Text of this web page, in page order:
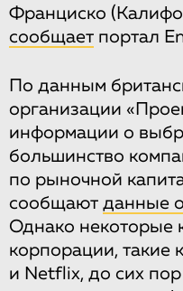
Франциско
сообщает портал
По данным
организации
информации о
большинство
по рыночной
сообщают данные
Однако некоторые
корпорации, такие
и Netflix, до сих